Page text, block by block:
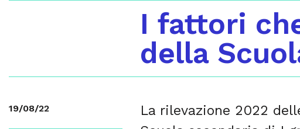
I fattori
della
19/08/22
La rilevazione 2022